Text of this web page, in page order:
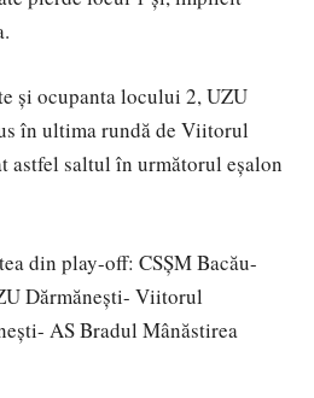
și ocupanta locului 2, UZU
în ultima rundă de Viitorul
astfel saltul în următorul eșalon
din play-off: CSȘM Bacău-
Dărmănești- Viitorul
AS Bradul Mânăstirea